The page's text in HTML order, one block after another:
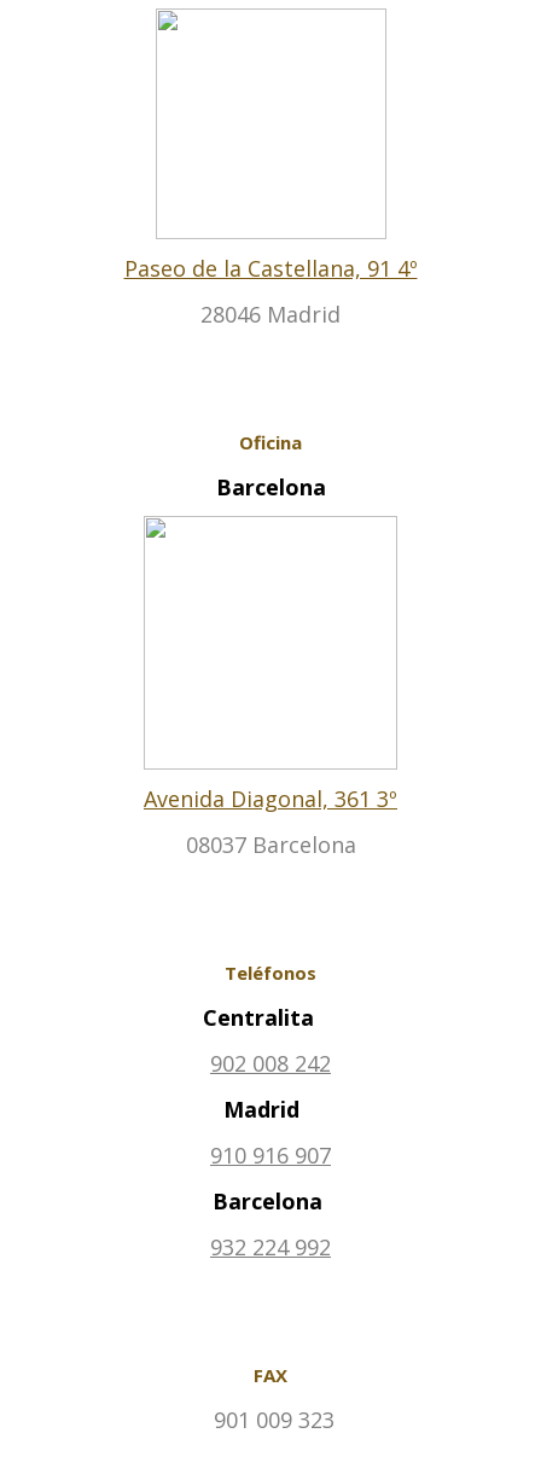
Paseo de la Castellana, 91 4º
28046 Madrid
Oficina
Barcelona
Avenida Diagonal, 361 3º
08037 Barcelona
Teléfonos
Centralita
902 008 242
Madrid
910 916 907
Barcelona
932 224 992
FAX
901 009 323